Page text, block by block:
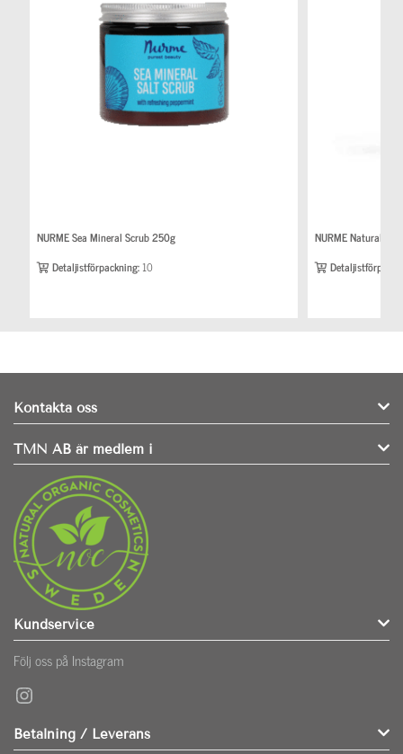
NURME Sea Mineral Scrub 250g
Detaljistförpackning:10
NURME Natural
Kontakta oss
TMN AB är medlem i
Kundservice
Följ oss på Instagram
Instagram
Betalning / Leverans